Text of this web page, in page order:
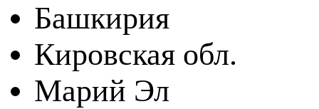
Башкирия
Кировская обл.
Марий Эл